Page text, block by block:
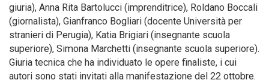
giuria), Anna Rita Bartolucci (imprenditrice), Roldano Boccali
(giornalista), Gianfranco Bogliari (docente Università per
stranieri di Perugia), Katia Brigiari (insegnante scuola
superiore), Simona Marchetti (insegnante scuola superiore).
Giuria tecnica che ha individuato le opere finaliste, i cui
autori sono stati invitati alla manifestazione del 22 ottobre.